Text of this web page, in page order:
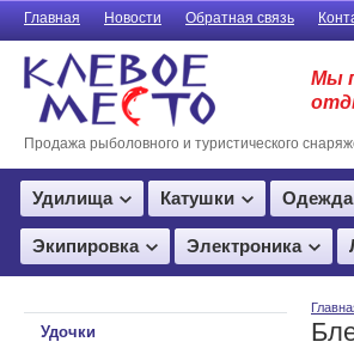
Главная Новости Обратная связь
Продажа рыболовного и туристического
Мы
Удилища Катушки Одежда
Экипировка Электроника
Удочки